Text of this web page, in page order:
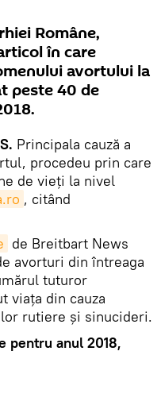
Române,
în care
avortului la
peste 40 de
Principala cauză a
procedeu prin care
de vieți la nivel
, citând
de Breitbart News
avorturi din întreaga
tuturor
viața din cauza
rutiere și sinucideri.
pentru anul 2018,